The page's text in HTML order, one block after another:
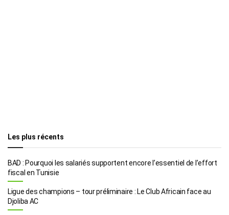
Les plus récents
BAD : Pourquoi les salariés supportent encore l’essentiel de l’effort
fiscal en Tunisie
Ligue des champions – tour préliminaire : Le Club Africain face au
Djoliba AC